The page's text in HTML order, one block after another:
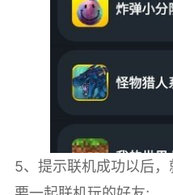
5、提示联机成功以后